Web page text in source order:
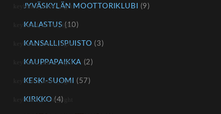
JYVÄSKYLÄN MOOTTORIKLUBI (9)
KALASTUS (10)
KANSALLISPUISTO (3)
KAUPPAPAIKKA (2)
KESKI-SUOMI (57)
KIRKKO (4)